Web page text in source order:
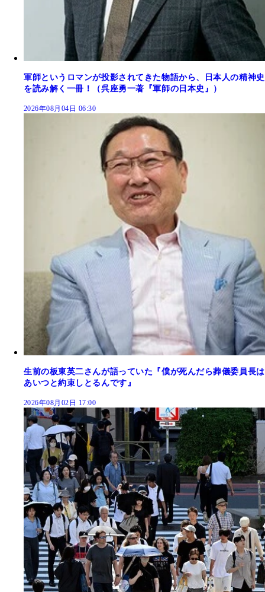
軍師というロマンが投影されてきた物語から、日本人の精神史
を読み解く一冊！（呉座勇一著『軍師の日本史』）
2026年08月04日 06:30
生前の板東英二さんが語っていた『僕が死んだら葬儀委員長は
あいつと約束しとるんです』
2026年08月02日 17:00